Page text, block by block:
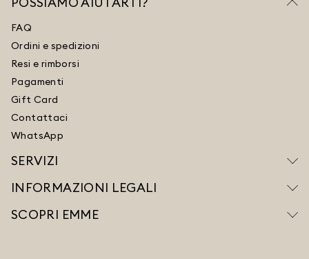
FAQ
Ordini e spedizioni
Resi e rimborsi
Pagamenti
Gift Card
Contattaci
WhatsApp
SERVIZI
INFORMAZIONI LEGALI
SCOPRI EMME